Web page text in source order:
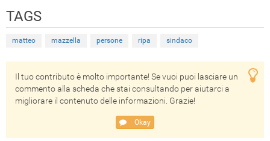
TAGS
matteo mazzella persone ripa sindaco
Il tuo contributo è molto importante! Se vuoi puoi lasciare un
commento alla scheda che stai consultando per aiutarci a
migliorare il contenuto delle informazioni. Grazie!
Okay